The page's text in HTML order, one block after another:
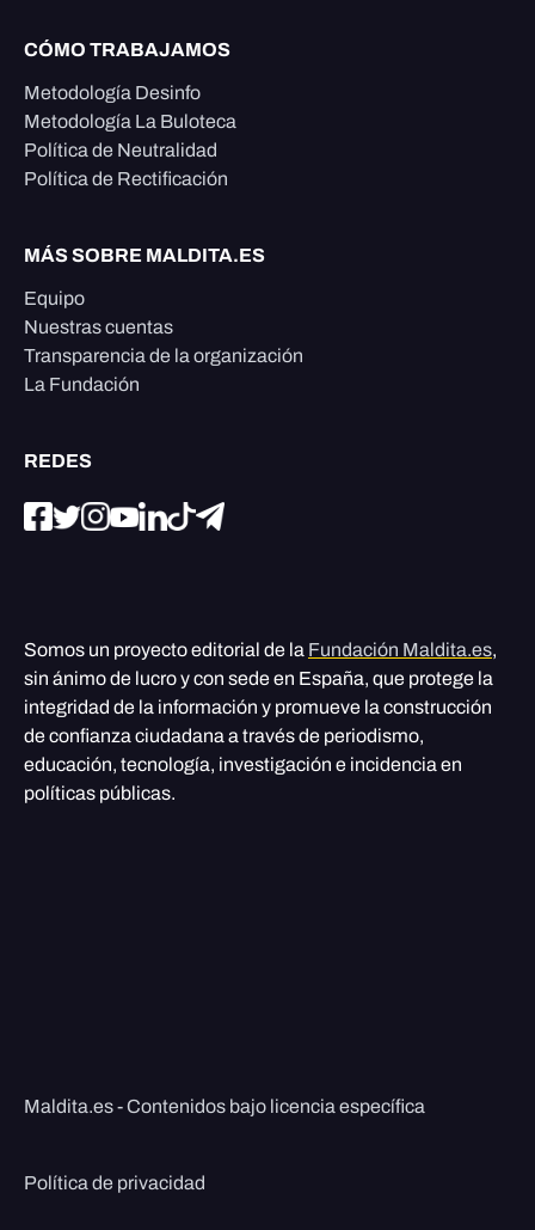
CÓMO TRABAJAMOS
Metodología Desinfo
Metodología La Buloteca
Política de Neutralidad
Política de Rectificación
MÁS SOBRE MALDITA.ES
Equipo
Nuestras cuentas
Transparencia de la organización
La Fundación
REDES
Somos un proyecto editorial de la Fundación Maldita.es,
sin ánimo de lucro y con sede en España, que protege la
integridad de la información y promueve la construcción
de confianza ciudadana a través de periodismo,
educación, tecnología, investigación e incidencia en
políticas públicas.
Maldita.es - Contenidos bajo licencia específica
Política de privacidad